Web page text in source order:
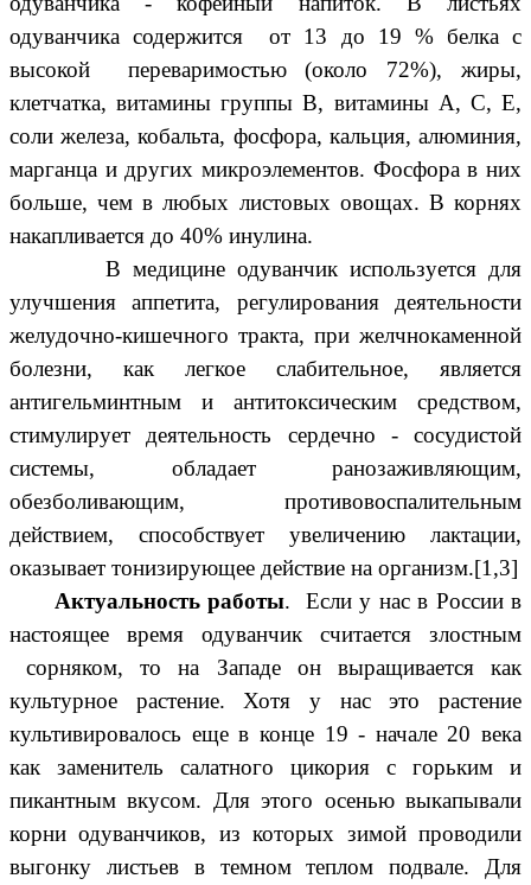
одуванчика содержится от 13 до 19 % белка с
высокой переваримостью (около 72%), жиры,
клетчатка, витамины группы В, витамины А, С, Е,
соли железа, кобальта, фосфора, кальция, алюминия,
марганца и других микроэлементов. Фосфора в них
больше, чем в любых листовых овощах. В корнях
накапливается до 40% инулина.
В медицине одуванчик используется для
улучшения аппетита, регулирования деятельности
желудочно-кишечного тракта, при желчнокаменной
болезни, как легкое слабительное, является
антигельминтным и антитоксическим средством,
стимулирует деятельность сердечно - сосудистой
системы, обладает ранозаживляющим,
обезболивающим, противовоспалительным
действием, способствует увеличению лактации,
оказывает тонизирующее действие на организм.[1,3]
Актуальность работы. Если у нас в России в
настоящее время одуванчик считается злостным
сорняком, то на Западе он выращивается как
культурное растение. Хотя у нас это растение
культивировалось еще в конце 19 - начале 20 века
как заменитель салатного цикория с горьким и
пикантным вкусом. Для этого осенью выкапывали
корни одуванчиков, из которых зимой проводили
выгонку листьев в темном теплом подвале. Для